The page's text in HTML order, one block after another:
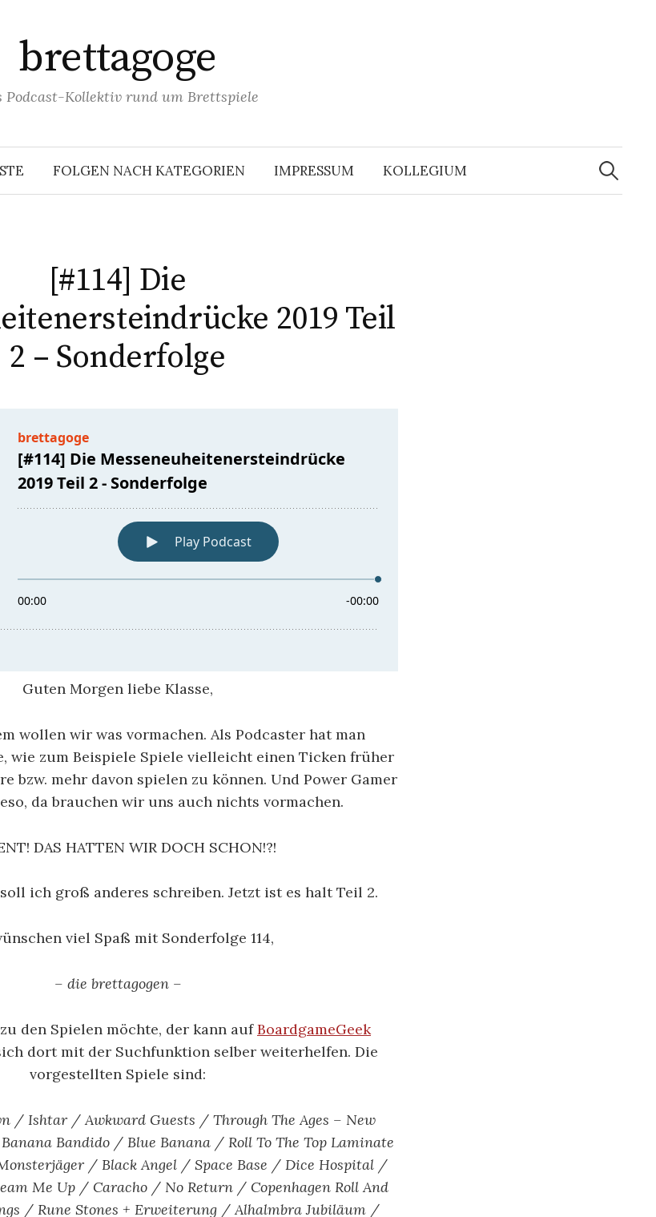
brettagoge
Podcast-Kollektiv rund um Brettspiele
FOLGEN NACH KATEGORIEN IMPRESSUM KOLLEGIUM
Suchen
nach:
[#114] Die
2019 Teil
2 – Sonderfolge
Guten Morgen liebe Klasse,
wollen wir was vormachen. Als Podcaster hat man
wie zum Beispiele Spiele vielleicht einen Ticken früher
bzw. mehr davon spielen zu können. Und Power Gamer
da brauchen wir uns auch nichts vormachen.
DAS HATTEN WIR DOCH SCHON!?!
ich groß anderes schreiben. Jetzt ist es halt Teil 2.
viel Spaß mit Sonderfolge 114,
– die brettagogen –
den Spielen möchte, der kann aufBoardgameGeek
dort mit der Suchfunktion selber weiterhelfen. Die
vorgestellten Spiele sind:
/ Ishtar / Awkward Guests / Through The Ages – New
Bandido / Blue Banana / Roll To The Top Laminate
/ Black Angel / Space Base / Dice Hospital /
Me Up / Caracho / No Return / Copenhagen Roll And
/ Rune Stones + Erweiterung / Alhalmbra Jubiläum /